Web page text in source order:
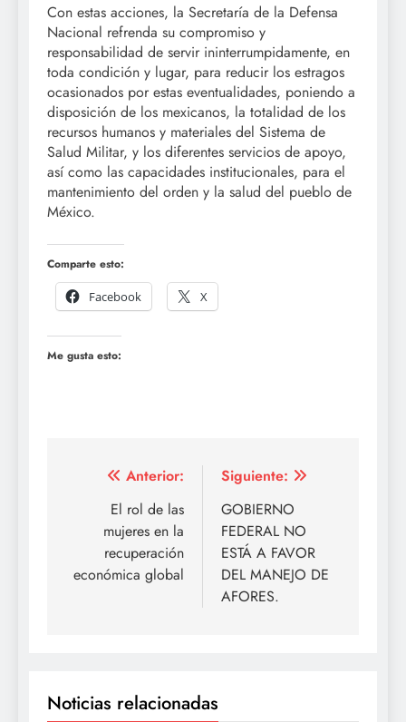
Con estas acciones, la Secretaría de la Defensa
Nacional refrenda su compromiso y
responsabilidad de servir ininterrumpidamente, en
toda condición y lugar, para reducir los estragos
ocasionados por estas eventualidades, poniendo a
disposición de los mexicanos, la totalidad de los
recursos humanos y materiales del Sistema de
Salud Militar, y los diferentes servicios de apoyo,
así como las capacidades institucionales, para el
mantenimiento del orden y la salud del pueblo de
México.
Comparte esto:
Facebook
X
Me gusta esto:
Navegación
entradas
Anterior:
El rol de las
mujeres en la
recuperación
económica global
Siguiente:
GOBIERNO
FEDERAL NO
ESTÁ A FAVOR
DEL MANEJO DE
AFORES.
Noticias relacionadas